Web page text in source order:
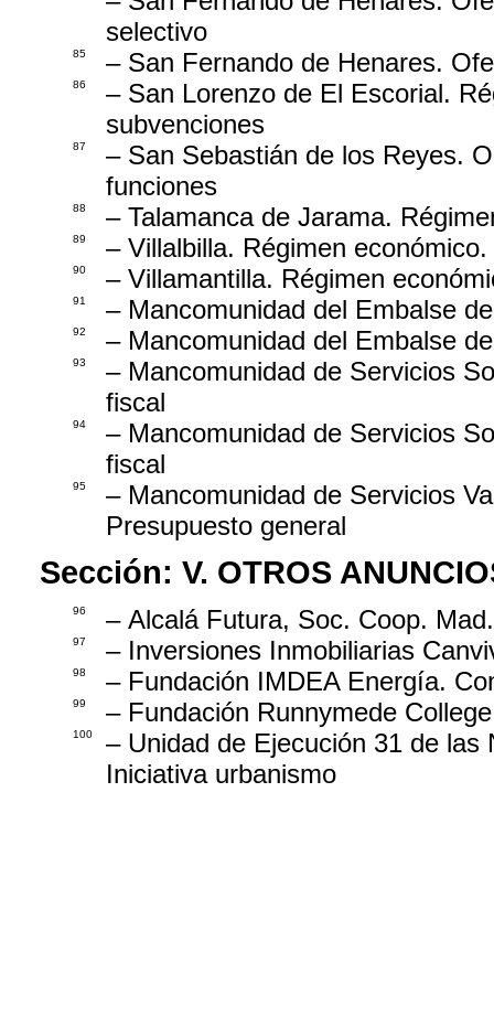
selectivo
85 – San Fernando de Henares.
86
– San Lorenzo de El Escorial.
subvenciones
87
– San Sebastián de los Reyes.
funciones
88 – Talamanca de Jarama.
89 – Villalbilla. Régimen
90 – Villamantilla. Régimen
91 – Mancomunidad del Embalse
92 – Mancomunidad del Embalse
93
– Mancomunidad de Servicios
fiscal
94
– Mancomunidad de Servicios
fiscal
95
– Mancomunidad de Servicios
Presupuesto general
Sección: V. OTROS
96 – Alcalá Futura, Soc. Coop.
97 – Inversiones Inmobiliarias
98 – Fundación IMDEA Energía.
99 – Fundación Runnymede
100
– Unidad de Ejecución 31 de
Iniciativa urbanismo